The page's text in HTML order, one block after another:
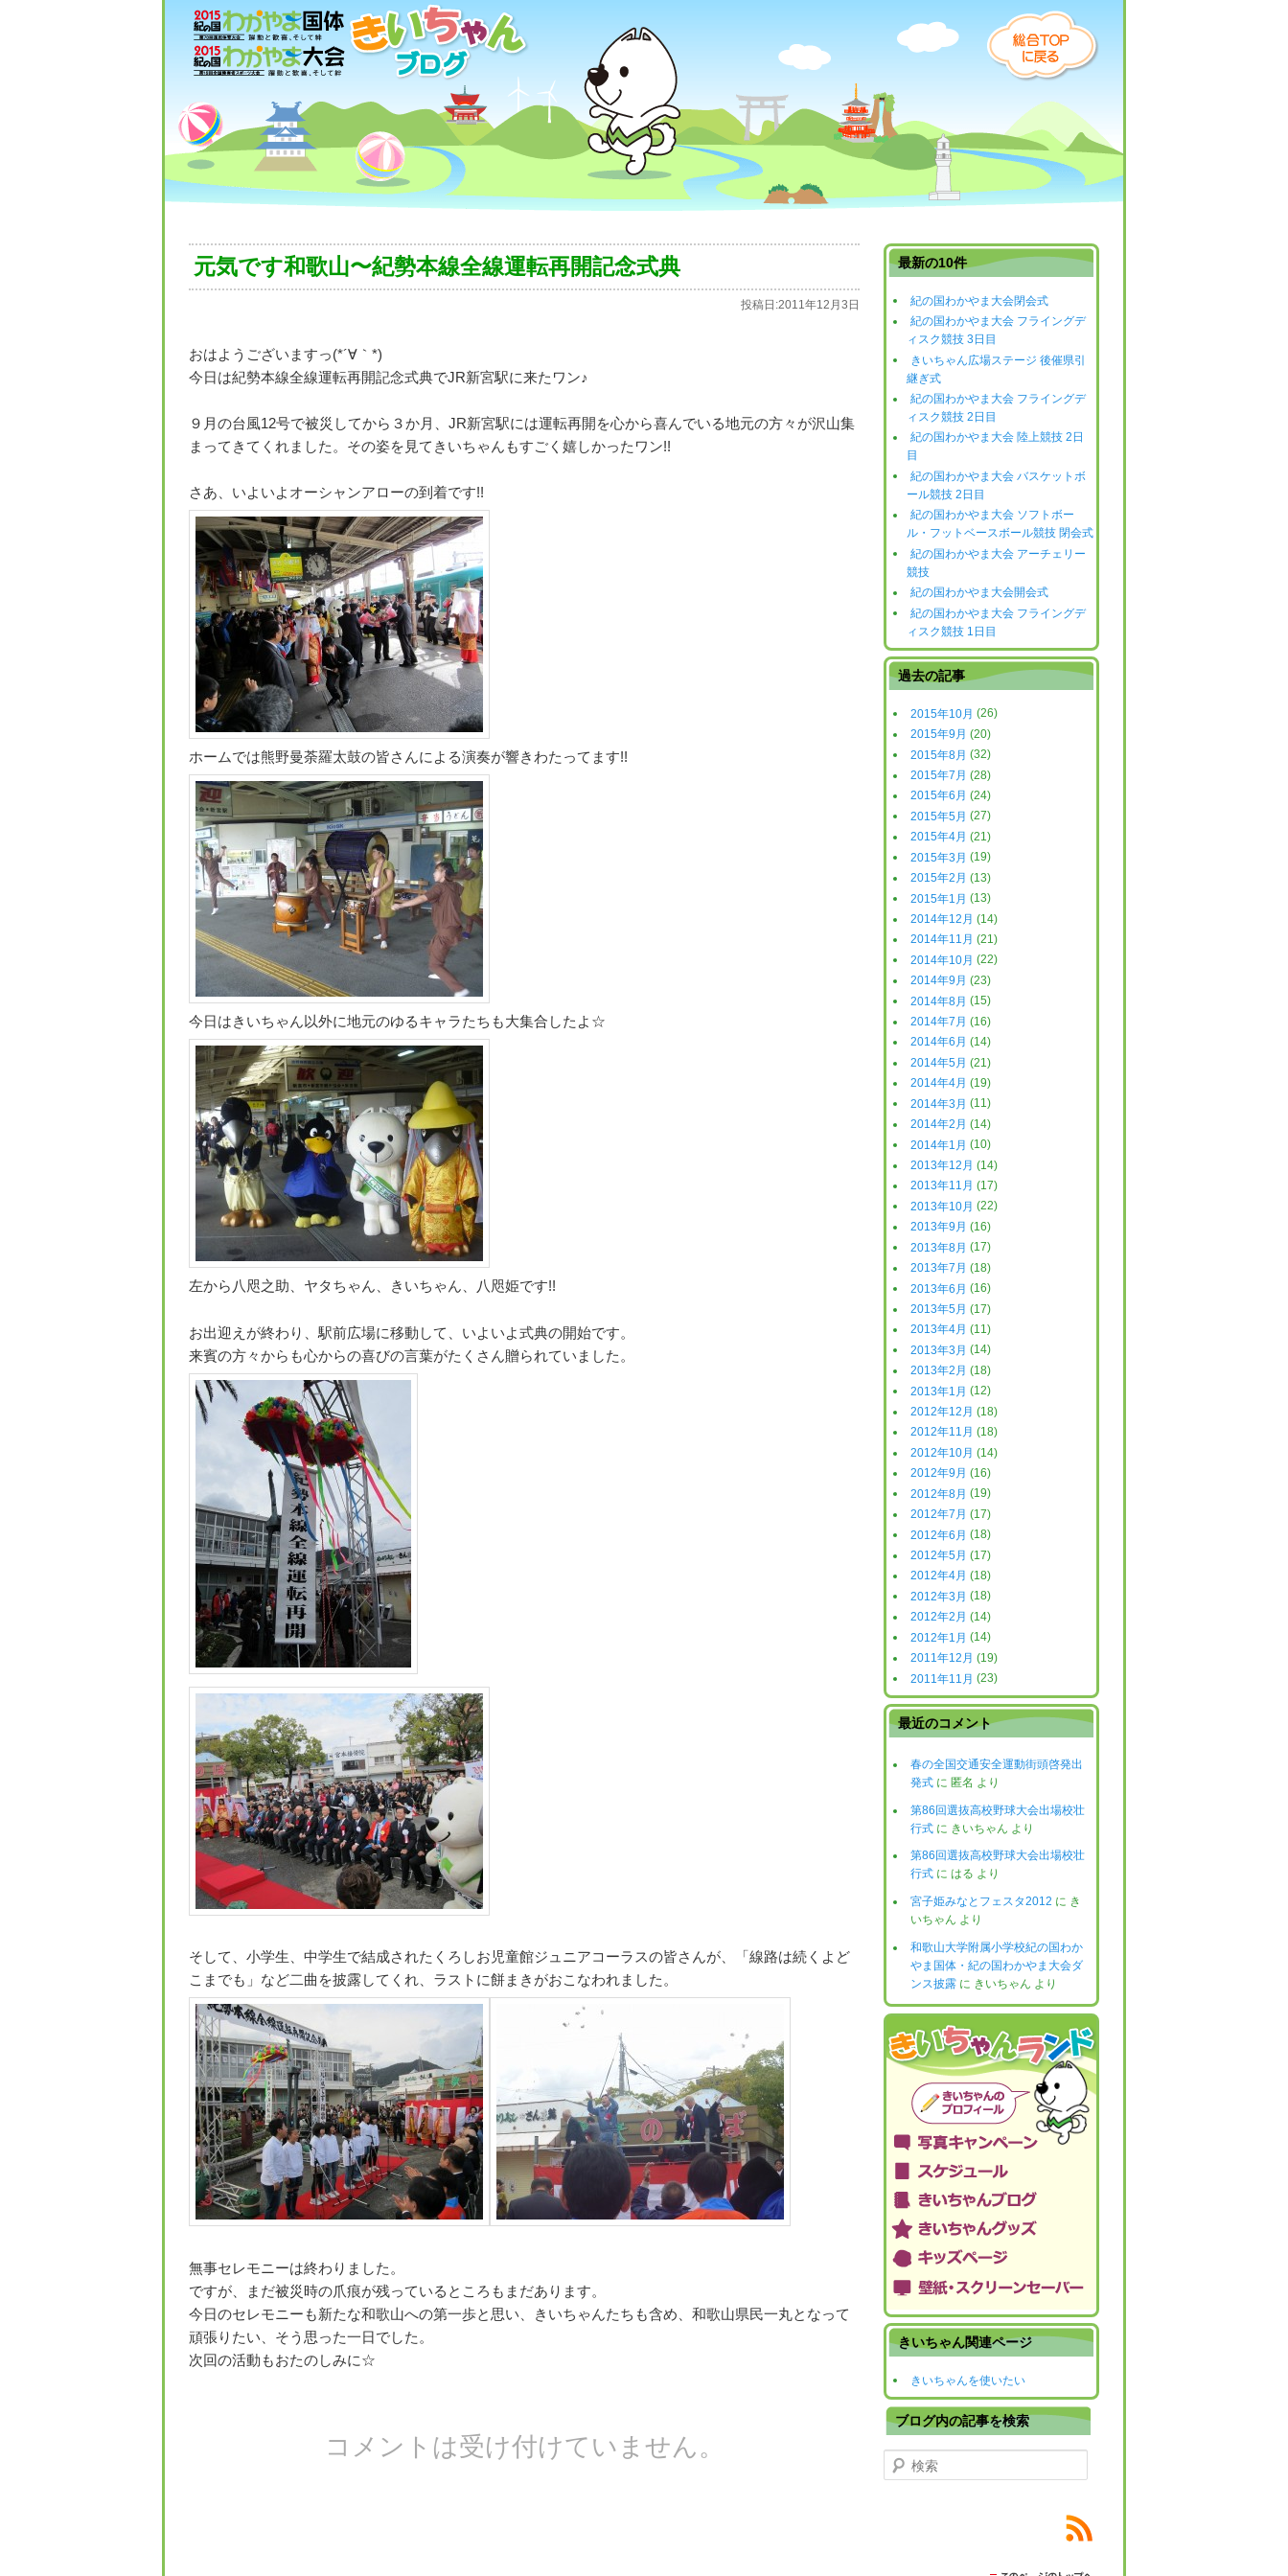
元気です和歌山〜紀勢本線全線運転再開記念式典
投稿日:2011年12月3日
おはようございますっ(*´∀｀*)
今日は紀勢本線全線運転再開記念式典でJR新宮駅に来たワン♪
９月の台風12号で被災してから３か月、JR新宮駅には運転再開を心から喜んでいる地元の方々が沢山集
まってきてくれました。その姿を見てきいちゃんもすごく嬉しかったワン!!
さあ、いよいよオーシャンアローの到着です!!
ホームでは熊野曼荼羅太鼓の皆さんによる演奏が響きわたってます!!
今日はきいちゃん以外に地元のゆるキャラたちも大集合したよ☆
左から八咫之助、ヤタちゃん、きいちゃん、八咫姫です!!
お出迎えが終わり、駅前広場に移動して、いよいよ式典の開始です。
来賓の方々からも心からの喜びの言葉がたくさん贈られていました。
そして、小学生、中学生で結成されたくろしお児童館ジュニアコーラスの皆さんが、「線路は続くよど
こまでも」など二曲を披露してくれ、ラストに餅まきがおこなわれました。
無事セレモニーは終わりました。
ですが、まだ被災時の爪痕が残っているところもまだあります。
今日のセレモニーも新たな和歌山への第一歩と思い、きいちゃんたちも含め、和歌山県民一丸となって
頑張りたい、そう思った一日でした。
次回の活動もおたのしみに☆
コメントは受け付けていません。
最新の10件
紀の国わかやま大会閉会式
紀の国わかやま大会 フライングデ
ィスク競技 3日目
きいちゃん広場ステージ 後催県引
継ぎ式
紀の国わかやま大会 フライングデ
ィスク競技 2日目
紀の国わかやま大会 陸上競技 2日
目
紀の国わかやま大会 バスケットボ
ール競技 2日目
紀の国わかやま大会 ソフトボー
ル・フットベースボール競技 閉会式
紀の国わかやま大会 アーチェリー
競技
紀の国わかやま大会開会式
紀の国わかやま大会 フライングデ
ィスク競技 1日目
過去の記事
2015年10月 (26)
2015年9月 (20)
2015年8月 (32)
2015年7月 (28)
2015年6月 (24)
2015年5月 (27)
2015年4月 (21)
2015年3月 (19)
2015年2月 (13)
2015年1月 (13)
2014年12月 (14)
2014年11月 (21)
2014年10月 (22)
2014年9月 (23)
2014年8月 (15)
2014年7月 (16)
2014年6月 (14)
2014年5月 (21)
2014年4月 (19)
2014年3月 (11)
2014年2月 (14)
2014年1月 (10)
2013年12月 (14)
2013年11月 (17)
2013年10月 (22)
2013年9月 (16)
2013年8月 (17)
2013年7月 (18)
2013年6月 (16)
2013年5月 (17)
2013年4月 (11)
2013年3月 (14)
2013年2月 (18)
2013年1月 (12)
2012年12月 (18)
2012年11月 (18)
2012年10月 (14)
2012年9月 (16)
2012年8月 (19)
2012年7月 (17)
2012年6月 (18)
2012年5月 (17)
2012年4月 (18)
2012年3月 (18)
2012年2月 (14)
2012年1月 (14)
2011年12月 (19)
2011年11月 (23)
最近のコメント
春の全国交通安全運動街頭啓発出
発式に 匿名 より
第86回選抜高校野球大会出場校壮
行式に きいちゃん より
第86回選抜高校野球大会出場校壮
行式に はる より
宮子姫みなとフェスタ2012 に き
いちゃん より
和歌山大学附属小学校紀の国わか
やま国体・紀の国わかやま大会ダ
ンス披露に きいちゃん より
きいちゃん関連ページ
きいちゃんを使いたい
ブログ内の記事を検索
検索